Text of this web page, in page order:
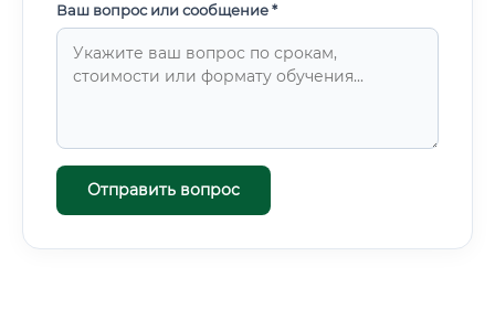
Ваш вопрос или сообщение *
Отправить вопрос